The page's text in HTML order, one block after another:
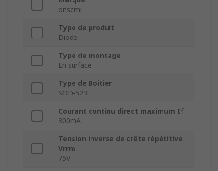
onsemi
Type de produit
Diode
Type de montage
En surface
Type de Boitier
SOD-523
Courant continu direct maximum If
300mA
Tension inverse de crête répétitive
Vrrm
75V